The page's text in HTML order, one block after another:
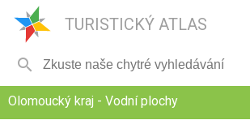
TURISTICKÝ ATLAS

Olomoucký kraj - Vodní plochy